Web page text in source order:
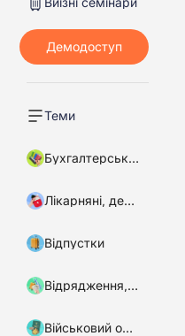
Теми
Бухгалтерський облік
Лікарняні, декретні
Відпустки
Відрядження, підзвітні кошти
Військовий облік, бронювання